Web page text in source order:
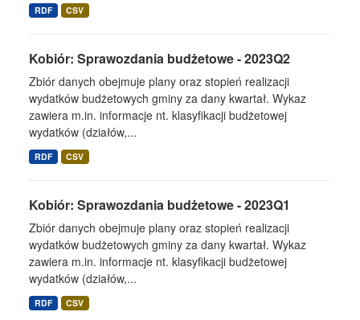
RDF CSV
Kobiór: Sprawozdania budżetowe - 2023Q2
Zbiór danych obejmuje plany oraz stopień realizacji
wydatków budżetowych gminy za dany kwartał. Wykaz
zawiera m.in. informacje nt. klasyfikacji budżetowej
wydatków (działów,...
RDF CSV
Kobiór: Sprawozdania budżetowe - 2023Q1
Zbiór danych obejmuje plany oraz stopień realizacji
wydatków budżetowych gminy za dany kwartał. Wykaz
zawiera m.in. informacje nt. klasyfikacji budżetowej
wydatków (działów,...
RDF CSV